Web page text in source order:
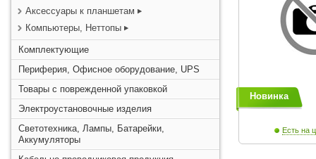
Аксессуары к планшетам
Компьютеры, Неттопы
Комплектующие
Периферия, Офисное оборудование, UPS
Товары с поврежденной упаковкой
Электроустановочные изделия
Светотехника, Лампы, Батарейки,
Аккумуляторы
Новинка
Есть на